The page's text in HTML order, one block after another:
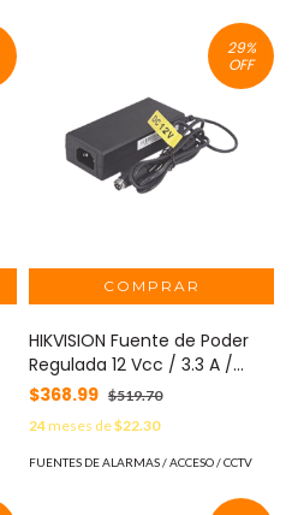
respaldo, Requiere baterías.
MOD: AL-1012-UL-ACM
29%
OFF
HIKVISION Fuente de Poder
Regulada 12 Vcc / 3.3 A /
Conector DIN 4 Pin /
Compatible con DVR´s
EV4000, EV5000 MOD: KPL-
040F-VI
$368.99 $519.70
24meses de$22.30
FUENTES DE ALARMAS / ACCESO / CCTV